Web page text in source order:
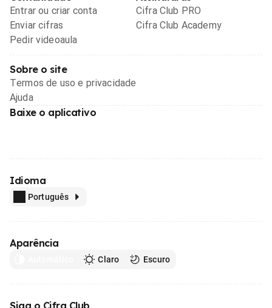
Entrar ou criar conta
Enviar cifras
Pedir videoaula
Cifra Club PRO
Cifra Club Academy
Sobre o site
Termos de uso e privacidade
Ajuda
Baixe o aplicativo
Idioma
Português
Aparência
Claro Escuro
Siga o Cifra Club